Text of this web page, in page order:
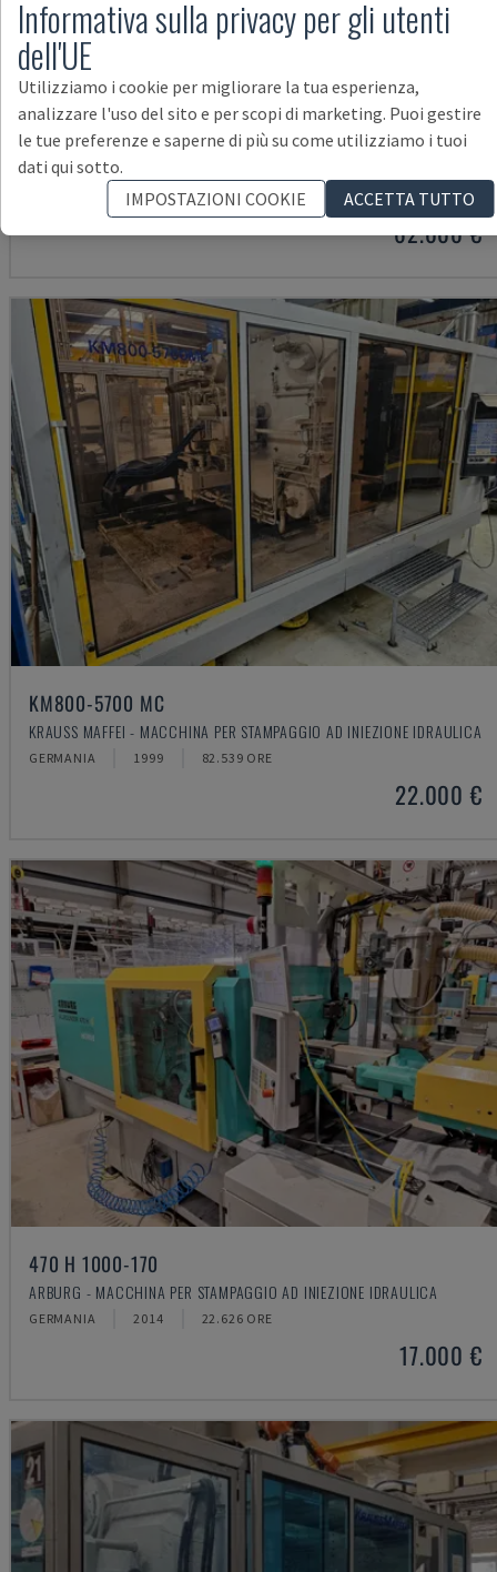
NEO.E55/E110H
TEDERIC - MACCHINA PER STAMPAGGIO AD INIEZIONE IDRAULICA
2023 260 ORE
62.000 €
KM800-5700 MC
KRAUSS MAFFEI - MACCHINA PER STAMPAGGIO AD INIEZIONE IDRAULICA
GERMANIA 1999 82.539 ORE
22.000 €
470 H 1000-170
ARBURG - MACCHINA PER STAMPAGGIO AD INIEZIONE IDRAULICA
GERMANIA 2014 22.626 ORE
17.000 €
Informativa sulla privacy per gli utenti
dell'UE
Utilizziamo i cookie per migliorare la tua esperienza,
analizzare l'uso del sito e per scopi di marketing. Puoi gestire
le tue preferenze e saperne di più su come utilizziamo i tuoi
dati qui sotto.
IMPOSTAZIONI COOKIE
ACCETTA TUTTO